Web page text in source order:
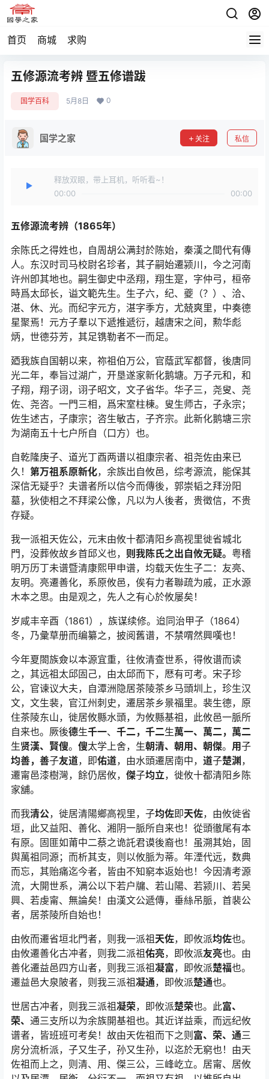
首页 商城 求购
五修源流考辨 暨五修谱跋
国学百科 5月8日 0
国学之家 关注 私信
释放双眼，带上耳机，听听看~！
00:00
00:00
五修源流考辨（1865年）
余陈氏之得姓也，自周胡公满封於陈始，秦漢之間代有傳
人。东汉时司马校尉名珍者，其子嗣始遷颍川，今之河南
许州卽其地也。嗣生御史中丞翔，翔生寔，字仲弓，桓帝
時爲太邱长，谥文範先生。生子六，纪、夔（？）、洽、
湛、休、光。而纪字元方，湛字季方，尤兢爽里，中奏德
星聚焉！元方子羣以下遞推遞衍，越唐宋之间，勲华彪
炳，世德芬芳，其足镌勒者不一而足。
廼我族自国朝以来，祢祖伯万公，官蔭武军都督，後唐同
光二年，奉旨过湖广，开垦遂家新化鹅塘。万子元和，和
子翔，翔子诩，诩子昭文，文子省华。华子三，尧叟、尧
佐、尧咨。一門三相，爲宋室柱棟。叟生师古，子永宗；
佐生述古，子康宗；咨生敏古，子齐宗。此新化鹅塘三宗
为湖南五十七户所自（口方）也。
自乾隆庚子、道光丁酉两谱以祖康宗者、祖尧佐由来已
久！ 第万祖系原新化，余族出自攸邑，综考源流，能保其
深信无疑乎？夫谱者所以信今而傳後，郭崇韬之拜汾阳
墓，狄使相之不拜梁公像，凡以为人後者，贵徵信，不贵
存疑。
我一派祖天佐公，元末由攸十都清阳乡高视里徙省城北
門，没葬攸故乡首邱义也， 则我陈氏之出自攸无疑。 粤稽
明万历丁未谱暨清康熙甲申谱，均载天佐生子二：友亮、
友明。亮遷善化，系原攸邑，俟有力者聯疏为戚，正水源
木本之思。由是观之，先人之有心於攸屡矣！
岁咸丰辛酉（1861），族谋续修。迨同治甲子（1864）
冬，乃彙草册而编纂之，披阅舊谱，不禁喟然興嘆也！
今年夏閤族僉以本源宜重，往攸清查世系，得攸谱而读
之，其远祖太邱固己，由太邱而下，厯有可考。宋子珍
公，官谏议大夫，自潭洲隐居茶陵茶乡马頭圳上，珍生汉
文，文生裴，官江州刺史，遷居茶乡景福里。裴生德，原
住茶陵东山，徙居攸縣水頭，为攸縣基祖，此攸邑一脈所
自来也。厥後德生千一、 千二，千二生萬一、萬二，萬二
生贤漢、賢傁。 傁太学上舍，生朝清、朝用、朝傑。 用子
均善，善子友道，即佑道，由水頭遷居南中， 道子楚渊 ，
遷甯邑漆樹灣，餘仍居攸， 傑子均立，徙攸十都清阳乡陈
家舖。
而我清公，徙居清陽鄉高视里，子均佐即天佐，由攸徙省
垣，此又益阳、善化、湘阴一脈所自来也！從頭徹尾有本
有原。固匪如莆中二蔡之诡託君谟後裔也！虽溯其始，固
舆萬祖同源；而析其支，则以攸脈为蒂。年湮代远，数典
而忘，其贻痛迄今者，皆由不知窮本返始也！今因清考源
流，大開世系，满公以下若户牖、若山陽、若颍川、若吴
興、若虔甯、無論矣！由漢文公遞傳，垂絲吊脈，首裴公
者，居茶陵所自始也！
由攸而遷省垣北門者，则我一派祖 天佐，即攸派均佐也。
由攸遷善化古冲者，则我二派祖佑亮，即攸派友亮也。由
善化遷益邑四方山者，则我三派祖凝富，即攸派楚福也。
遷益邑大泉陂者，则我三派祖凝通，即攸派楚通也。
世居古冲者，则我三派祖凝荣，即攸派楚荣也。此富、
荣、 通三支所以为余族開基祖也。其近详益乘，而远纪攸
谱者，皆班班可考矣！故由天佐祖而下之则 富、荣、通三
房分流析派，子又生子，孙又生孙，以迄於无窮也！由天
佐祖而上之，则清、用、傑三公，三峰屹立。居甯、居攸